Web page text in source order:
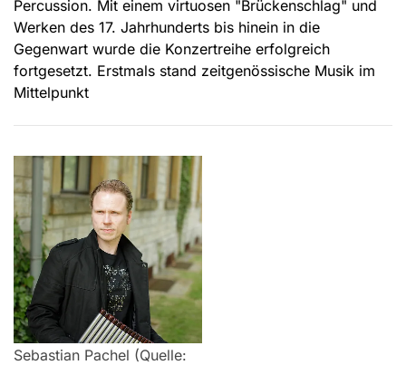
Percussion. Mit einem virtuosen "Brückenschlag" und
Werken des 17. Jahrhunderts bis hinein in die
Gegenwart wurde die Konzertreihe erfolgreich
fortgesetzt. Erstmals stand zeitgenössische Musik im
Mittelpunkt
Sebastian Pachel (Quelle: